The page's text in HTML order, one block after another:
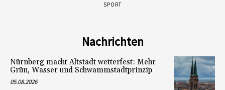
SPORT
Nachrichten
Nürnberg macht Altstadt wetterfest: Mehr
Grün, Wasser und Schwammstadtprinzip
05.08.2026